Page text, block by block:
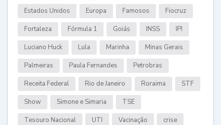
Estados Unidos Europa Famosos Fiocruz
Fortaleza Fórmula 1 Goiás INSS IPI
Luciano Huck Lula Marinha Minas Gerais
Palmeiras Paula Fernandes Petrobras
Receita Federal Rio de Janeiro Roraima STF
Show Simone e Simaria TSE
Tesouro Nacional UTI Vacinação crise